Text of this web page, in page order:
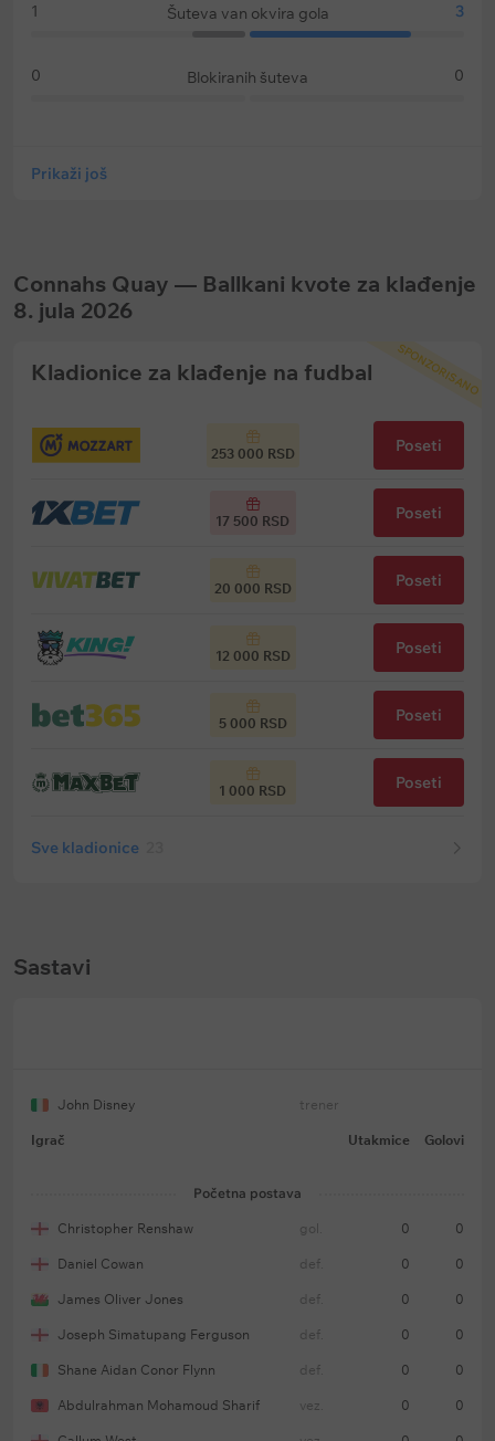
1 Šuteva van okvira gola 3
0 Blokiranih šuteva 0
Prikaži još
Connahs Quay — Ballkani kvote za klađenje
8. jula 2026
SPONZORISANO
Kladionice za klađenje na fudbal
253 000 RSD Poseti
17 500 RSD Poseti
20 000 RSD Poseti
12 000 RSD Poseti
5 000 RSD Poseti
1 000 RSD Poseti
Sve kladionice
Sastavi
John Disney trener
Igrač Utakmice Golovi
Početna postava
Christopher Renshaw gol. 0 0
Daniel Cowan def. 0 0
James Oliver Jones def. 0 0
Joseph Simatupang Ferguson def. 0 0
Shane Aidan Conor Flynn def. 0 0
Abdulrahman Mohamoud Sharif vez. 0 0